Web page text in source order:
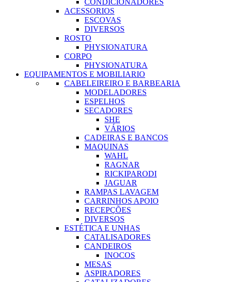
ACESSORIOS
ESCOVAS
DIVERSOS
ROSTO
PHYSIONATURA
CORPO
PHYSIONATURA
EQUIPAMENTOS E MOBILIARIO
CABELEIREIRO E BARBEARIA
MODELADORES
ESPELHOS
SECADORES
SHE
VÁRIOS
CADEIRAS E BANCOS
MAQUINAS
WAHL
RAGNAR
RICKIPARODI
JAGUAR
RAMPAS LAVAGEM
CARRINHOS APOIO
RECEPÇÕES
DIVERSOS
ESTÉTICA E UNHAS
CATALISADORES
CANDEIROS
INOCOS
MESAS
ASPIRADORES